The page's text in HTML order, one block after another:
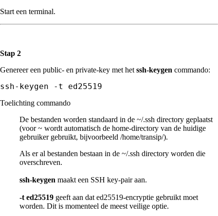
Start een terminal.
Stap 2
Genereer een public- en private-key met het ssh-keygen commando:
ssh-keygen -t ed25519
Toelichting commando
De bestanden worden standaard in de ~/.ssh directory geplaatst
(voor ~ wordt automatisch de home-directory van de huidige
gebruiker gebruikt, bijvoorbeeld /home/transip/).
Als er al bestanden bestaan in de ~/.ssh directory worden die
overschreven.
ssh-keygen maakt een SSH key-pair aan.
-t ed25519 geeft aan dat ed25519-encryptie gebruikt moet
worden. Dit is momenteel de meest veilige optie.